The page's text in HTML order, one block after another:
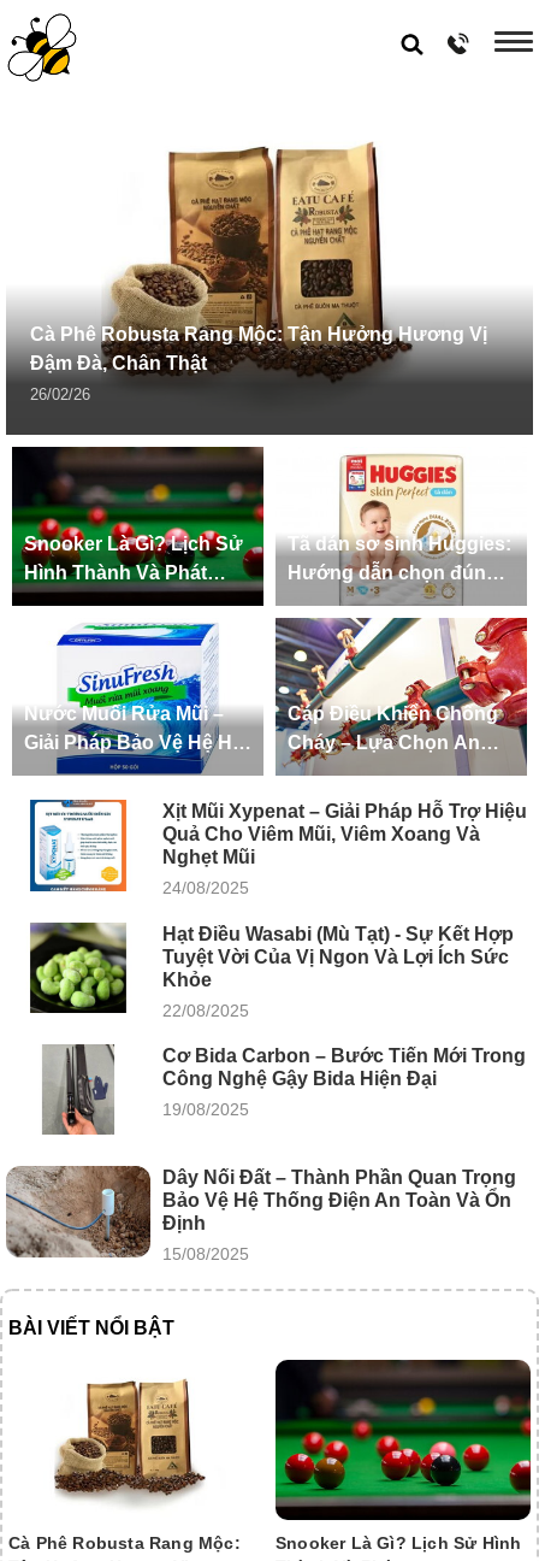
Cà Phê Robusta Rang Mộc: Tận Hưởng Hương Vị
Đậm Đà, Chân Thật
26/02/26
Snooker Là Gì? Lịch Sử
Hình Thành Và Phát
Triển Của Bida Snooker
Tã dán sơ sinh Huggies:
Hướng dẫn chọn đúng –
dùng đúng để bé khô
thoáng, hạn chế hăm và
bảo vệ làn da nhạy cảm
Nước Muối Rửa Mũi –
Giải Pháp Bảo Vệ Hệ Hô
Hấp Toàn Diện Trong
Cuộc Sống Hiện Đại
Cáp Điều Khiển Chống
Cháy – Lựa Chọn An
Toàn Cho Công Trình
Hiện Đại
Xịt Mũi Xypenat – Giải Pháp Hỗ Trợ Hiệu
Quả Cho Viêm Mũi, Viêm Xoang Và
Nghẹt Mũi
24/08/2025
Hạt Điều Wasabi (Mù Tạt) - Sự Kết Hợp
Tuyệt Vời Của Vị Ngon Và Lợi Ích Sức
Khỏe
22/08/2025
Cơ Bida Carbon – Bước Tiến Mới Trong
Công Nghệ Gậy Bida Hiện Đại
19/08/2025
Dây Nối Đất – Thành Phần Quan Trọng
Bảo Vệ Hệ Thống Điện An Toàn Và Ổn
Định
15/08/2025
BÀI VIẾT NỔI BẬT
Cà Phê Robusta Rang Mộc:
Snooker Là Gì? Lịch Sử Hình